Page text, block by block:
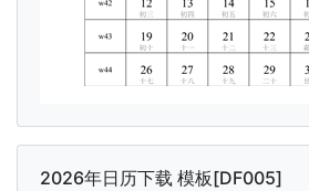
2026年日历下载 模板[DF005]